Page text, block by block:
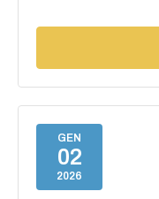
GEN
02
2026